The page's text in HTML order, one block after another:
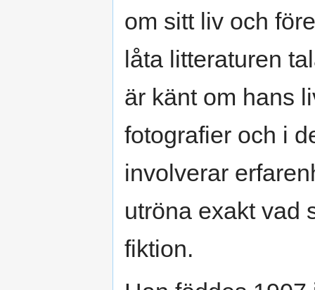
om sitt liv och
låta litteraturen
är känt om hans
fotografier och i
involverar
utröna exakt vad
fiktion.